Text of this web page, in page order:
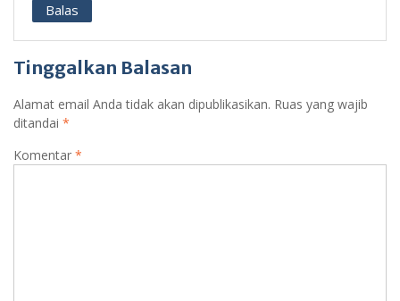
Balas
Tinggalkan Balasan
Alamat email Anda tidak akan dipublikasikan. Ruas yang wajib
ditandai *
Komentar *